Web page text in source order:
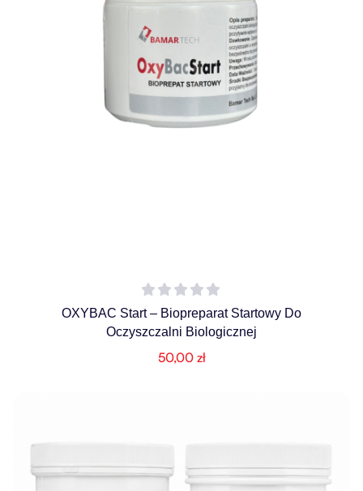
OXYBAC Start – Biopreparat Startowy Do
Oczyszczalni Biologicznej
50,00 zł